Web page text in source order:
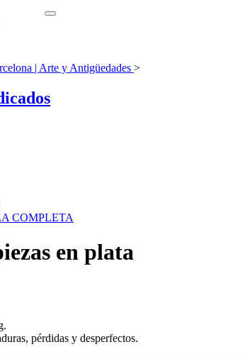
| Arte y Antigüedades >
COMPLETA
en plata
pérdidas y desperfectos.